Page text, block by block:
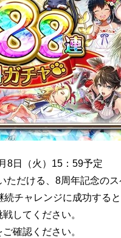
8日（火）15：59予定
だける、8周年記念の
チャレンジに成功する
してください。
確認ください。